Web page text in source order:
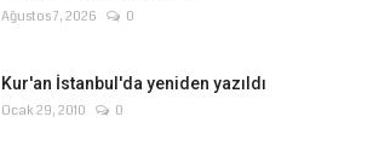
Ağustos 7, 2026 0
Kur'an İstanbul'da yeniden yazıldı
Ocak 29, 2010 0